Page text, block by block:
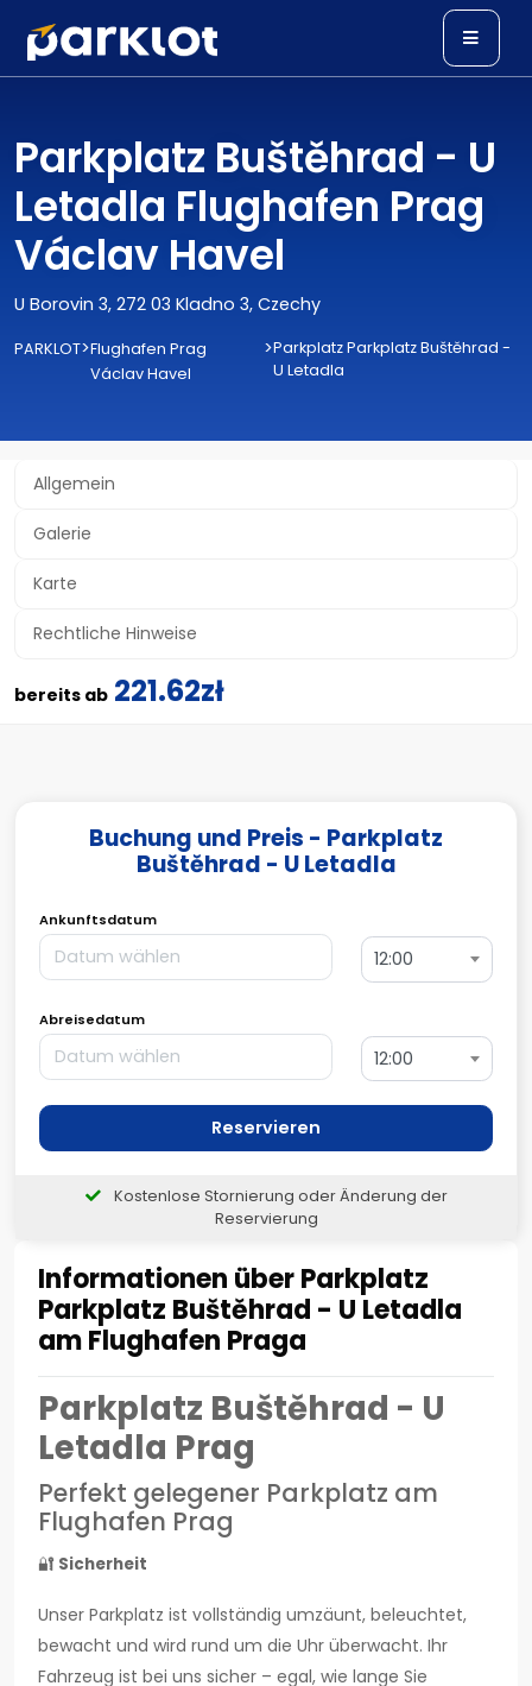
Parkplatz Buštěhrad - U
Letadla Flughafen Prag
Václav Havel
U Borovin 3, 272 03 Kladno 3, Czechy
PARKLOT>Flughafen Prag
Václav Havel
>Parkplatz Parkplatz Buštěhrad -
U Letadla
Allgemein
Galerie
Karte
Rechtliche Hinweise
bereits ab 221.62zł
Informationen über Parkplatz
Parkplatz Buštěhrad - U Letadla
am Flughafen Praga
Parkplatz Buštěhrad - U
Letadla Prag
Perfekt gelegener Parkplatz am
Flughafen Prag
🔐 Sicherheit
Unser Parkplatz ist vollständig umzäunt, beleuchtet,
bewacht und wird rund um die Uhr überwacht. Ihr
Fahrzeug ist bei uns sicher – egal, wie lange Sie
Buchung und Preis - Parkplatz
Buštěhrad - U Letadla
Ankunftsdatum
12:00
Abreisedatum
12:00
Reservieren
Kostenlose Stornierung oder Änderung der
Reservierung